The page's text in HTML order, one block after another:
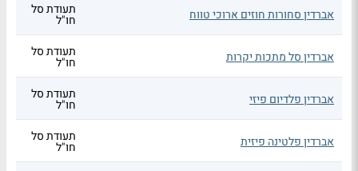
אברדין סחורות חוזים ארוכי טווח תעודת סל
חו"ל
אברדין סל מתכות יקרות תעודת סל
חו"ל
אברדין פלדיום פיזי תעודת סל
חו"ל
אברדין פלטינה פיזית תעודת סל
חו"ל